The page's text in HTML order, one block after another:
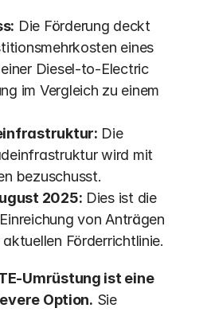
Die Förderung deckt
eines
Diesel-to-Electric
im Vergleich zu einem
Die
wird mit
bezuschusst.
2025: Dies ist die
von Anträgen
Förderrichtlinie.
Umrüstung ist eine
Option. Sie